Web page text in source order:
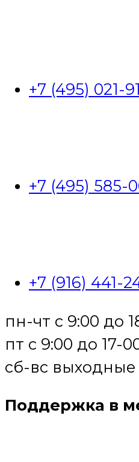
+7 (495) 021-
+7 (495) 585-
+7 (916) 441-
пн-чт с 9:00 до
пт с 9:00 до 17-
сб-вс
Поддержка в